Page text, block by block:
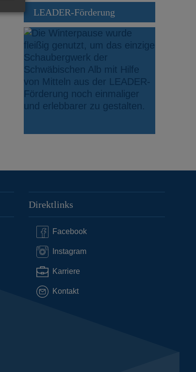
LEADER-Förderung
Direktlinks
Facebook
Instagram
Karriere
Kontakt